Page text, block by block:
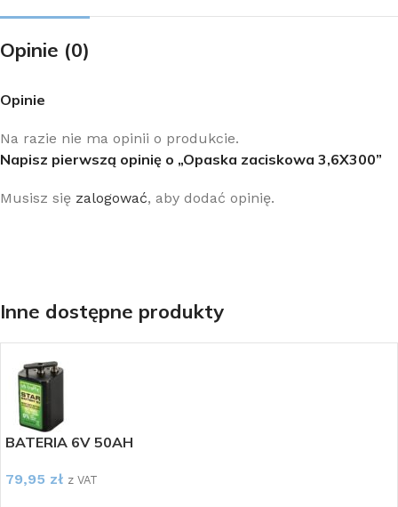
Opinie (0)
Opinie
Na razie nie ma opinii o produkcie.
Napisz pierwszą opinię o „Opaska zaciskowa 3,6X300”
Musisz się zalogować, aby dodać opinię.
Inne dostępne produkty
BATERIA 6V 50AH
79,95 zł z VAT